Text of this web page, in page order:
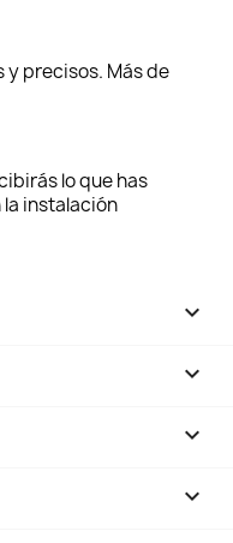
y precisos. Más de
lo que has
instalación



keyboard_arrow_down